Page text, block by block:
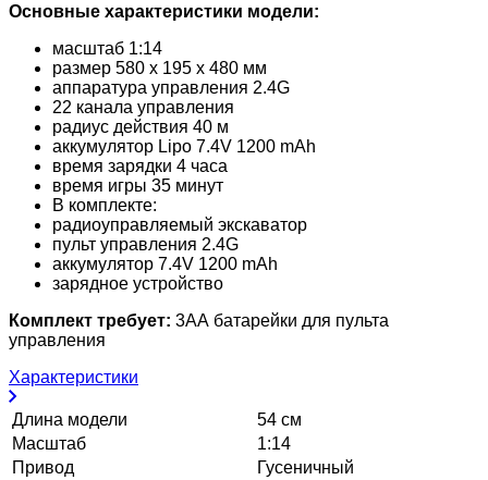
Основные характеристики модели:
масштаб 1:14
размер 580 х 195 х 480 мм
аппаратура управления 2.4G
22 канала управления
радиуc дeйcтвия 40 м
аккумулятор Lipo 7.4V 1200 mAh
время зарядки 4 часа
время игры 35 минут
В комплекте:
радиоуправляемый экскаватор
пульт управления 2.4G
аккумулятор 7.4V 1200 mAh
зарядное устройство
Комплект требует: 3АА батарейки для пульта
управления
Характеристики
Длина модели
54 см
Масштаб
1:14
Привод
Гусеничный